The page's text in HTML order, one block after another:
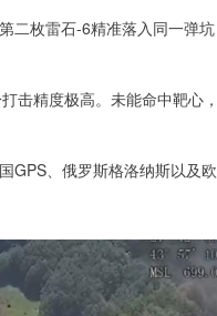
二枚雷石-6精准落入同一弹坑
击精度极高。未能命中靶心，
GPS、俄罗斯格洛纳斯以及欧